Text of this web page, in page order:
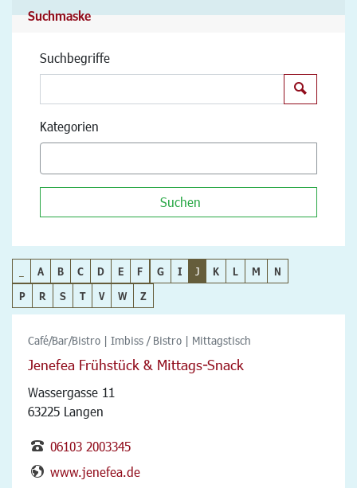
Suchmaske
Suchbegriffe
Kategorien
Suchen
A B C D E F G I J K L M
N
P
R S T V W Z
Café/Bar/Bistro | Imbiss / Bistro | Mittagstisch
Jenefea Frühstück & Mittags-Snack
Wassergasse 11
63225 Langen
06103 2003345
www.jenefea.de